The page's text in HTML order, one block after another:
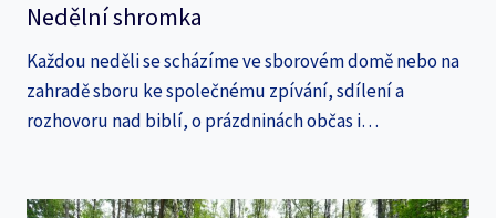
Nedělní shromka
Každou neděli se scházíme ve sborovém domě nebo na
zahradě sboru ke společnému zpívání, sdílení a
rozhovoru nad biblí, o prázdninách občas i…